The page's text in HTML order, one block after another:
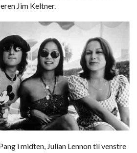
Jim Keltner.
i midten, Julian Lennon til venstre